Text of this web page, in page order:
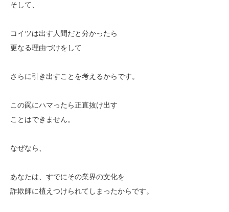
そして、
コイツは出す人間だと分かったら
更なる理由づけをして
さらに引き出すことを考えるからです。
この罠にハマったら正直抜け出す
ことはできません。
なぜなら、
あなたは、すでにその業界の文化を
詐欺師に植えつけられてしまったからです。